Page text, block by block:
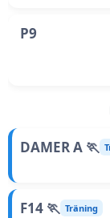
P9
DAMER A 🏃
F14 🏃 Träning